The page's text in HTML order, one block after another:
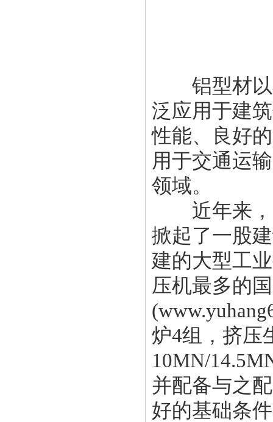
铝型材以
泛应用于建
性能、良好
用于交通运
领域。
近年来，
掀起了一股
建的大型工
压机最多的
(
炉4组，挤压
10MN/
并配备与之
好的基础条